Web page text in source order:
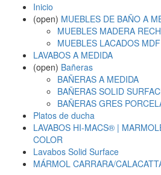
Inicio
(open) MUEBLES DE BAÑO A
MUEBLES MADERA
MUEBLES LACADOS MDF
LAVABOS A MEDIDA
(open) Bañeras
BAÑERAS A MEDIDA
BAÑERAS SOLID
BAÑERAS GRES
Platos de ducha
LAVABOS HI-MACS® |
COLOR
Lavabos Solid Surface
MÁRMOL CARRARA/